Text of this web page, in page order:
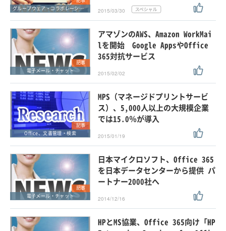
グループウェア・コラボレーション
2015/03/30
記事
電子メール・チャット
アマゾンのAWS、Amazon WorkMai
lを開始 Google AppsやOffice
365対抗サービス
2015/02/02
記事
Office、文書管理・検索
MPS（マネージドプリントサービ
ス）、5,000人以上の大規模企業
では15.0％が導入
2015/01/19
記事
電子メール・チャット
日本マイクロソフト、Office 365
を日本データセンターから提供 パ
ートナー2000社へ
2014/12/16
HPとMS協業、Office 365向け「HP